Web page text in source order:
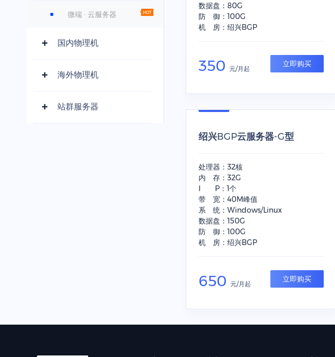
微端 · 云服务器
国内物理机
海外物理机
站群服务器
数据盘：80G
防 御：100G
机 房：绍兴BGP
350 元/月起
立即购买
绍兴BGP云服务器-G型
处理器：32核
内 存：32G
I P：1个
带 宽：40M峰值
系 统：Windows/Linux
数据盘：150G
防 御：100G
机 房：绍兴BGP
650 元/月起
立即购买